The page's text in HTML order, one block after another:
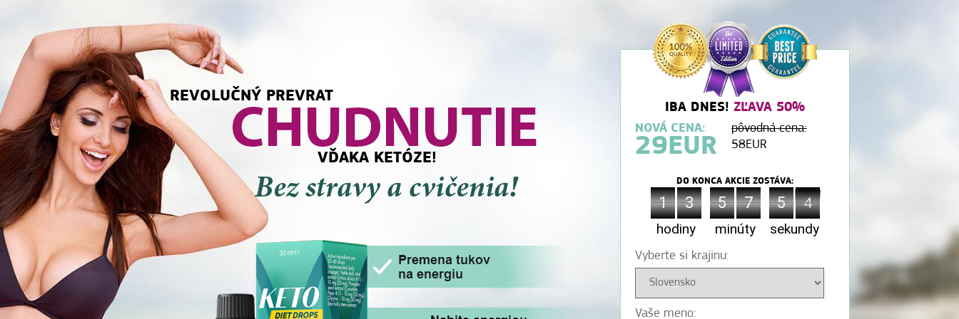
REVOLUČNÝ PREVRAT
VĎAKA KETÓZE!
IBA DNES! ZĽAVA 50%
NOVÁ CENA:
29EUR
pôvodná cena:
58EUR
DO KONCA AKCIE ZOSTÁVA:
1
1 3
3
hodiny
5
5 8
7
7
8
minúty
0
5
5
0 3
2
2
3
sekundy
Vyberte si krajinu:
Vaše meno: